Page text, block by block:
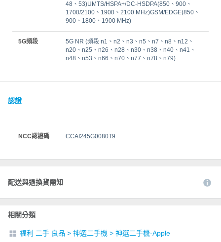
48、53)UMTS/HSPA+/DC-HSDPA(850、900、
1700/2100、1900、2100 MHz)GSM/EDGE(850、
900、1800、1900 MHz)
5G頻段
5G NR (頻段 n1、n2、n3、n5、n7、n8、n12、
n20、n25、n26、n28、n30、n38、n40、n41、
n48、n53、n66、n70、n77、n78、n79)
認證
NCC認證碼 CCAI245G0080T9
配送與退換貨需知
相關分類
福利 二手 良品 > 神選二手機 > 神選二手機-Apple